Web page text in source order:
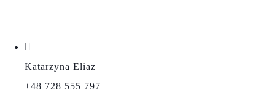
Katarzyna Eliaz
+48 728 555 797